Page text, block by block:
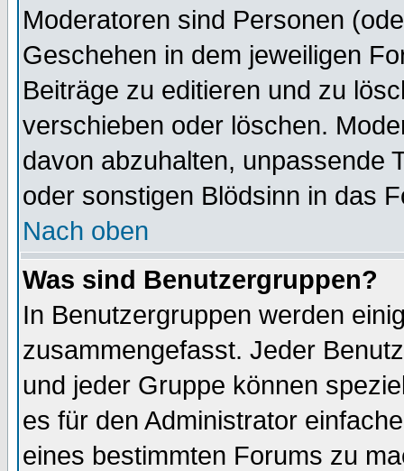
Moderatoren sind Personen
Geschehen in dem jeweiligen
Beiträge zu editieren und zu
verschieben oder löschen.
davon abzuhalten, unpassende
oder sonstigen Blödsinn in das
Nach oben
Was sind Benutzergruppen?
In Benutzergruppen werden
zusammengefasst. Jeder
und jeder Gruppe können
es für den Administrator
eines bestimmten Forums zu